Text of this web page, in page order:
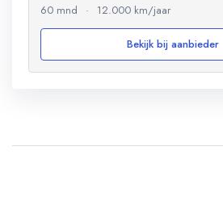
60 mnd · 12.000 km/jaar
Bekijk bij aanbieder